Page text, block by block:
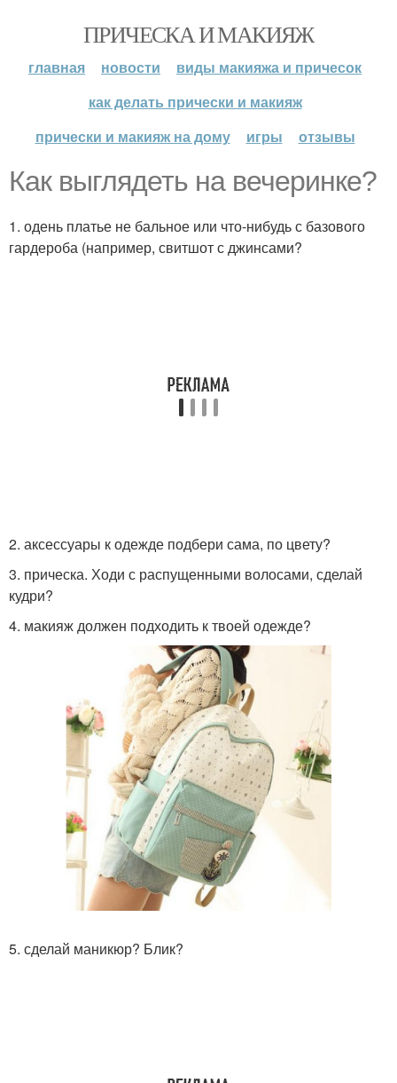
ПРИЧЕСКА И МАКИЯЖ
главная новости
виды макияжа и причесок
как делать прически и макияж
прически и макияж на дому
игры отзывы
Как выглядеть на вечеринке?
1. одень платье не бальное или что-нибудь с базового
гардероба (например, свитшот с джинсами?
2. аксессуары к одежде подбери сама, по цвету?
3. прическа. Ходи с распущенными волосами, сделай
кудри?
4. макияж должен подходить к твоей одежде?
5. сделай маникюр? Блик?